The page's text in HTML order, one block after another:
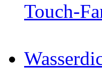
Touch-